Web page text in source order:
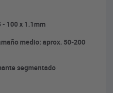
- 100 x 1.1mm
medio: aprox. 50-200
segmentado